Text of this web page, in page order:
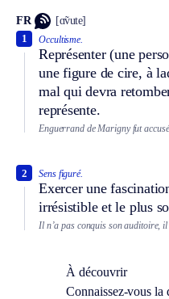
FR [ɑ̃vute]
Occultisme.
Représenter (une
une figure de cire, à
mal qui devra
représente.
1
Enguerrand de Marigny fut
Sens figuré.
Exercer une
irrésistible et le plus
2
Il n’a pas conquis son auditoire, il
À découvrir
Connaissez-vous